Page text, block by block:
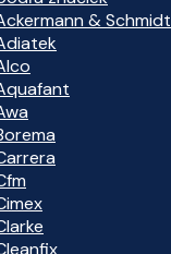
& Schmidt